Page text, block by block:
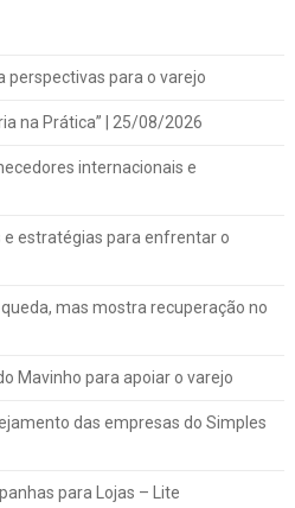
perspectivas para o varejo
na Prática” | 25/08/2026
internacionais e
e estratégias para enfrentar o
mas mostra recuperação no
Mavinho para apoiar o varejo
das empresas do Simples
para Lojas – Lite